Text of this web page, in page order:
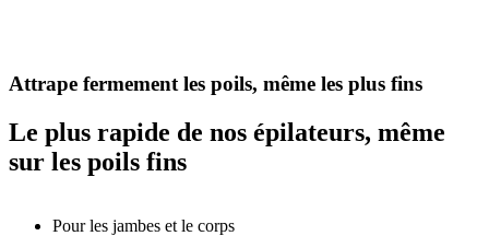
Attrape fermement les poils, même les plus fins
Le plus rapide de nos épilateurs, même
sur les poils fins
Pour les jambes et le corps